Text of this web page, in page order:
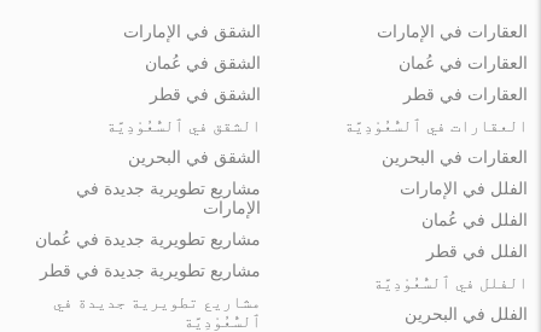
العقارات في الإمارات
العقارات في عُمان
العقارات في قطر
العقارات في ٱلسُّعُوْدِيَّة
العقارات في البحرين
الشقق في الإمارات
الشقق في عُمان
الشقق في قطر
الشقق في ٱلسُّعُوْدِيَّة
الشقق في البحرين
الفلل في الإمارات
الفلل في عُمان
الفلل في قطر
الفلل في ٱلسُّعُوْدِيَّة
الفلل في البحرين
مشاريع تطويرية جديدة في
الإمارات
مشاريع تطويرية جديدة في عُمان
مشاريع تطويرية جديدة في قطر
مشاريع تطويرية جديدة في
ٱلسُّعُوْدِيَّة